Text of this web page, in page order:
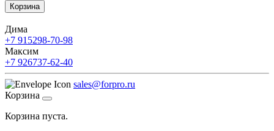
Корзина
Дима
+7 915298-70-98
Максим
+7 926737-62-40
sales@forpro.ru
Корзина
Корзина пуста.